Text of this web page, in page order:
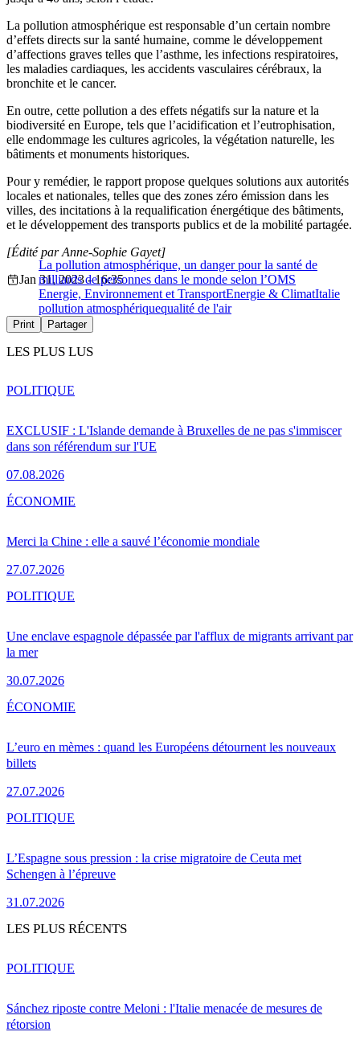
La pollution atmosphérique est responsable d’un certain nombre
d’effets directs sur la santé humaine, comme le développement
d’affections graves telles que l’asthme, les infections respiratoires,
les maladies cardiaques, les accidents vasculaires cérébraux, la
bronchite et le cancer.
En outre, cette pollution a des effets négatifs sur la nature et la
biodiversité en Europe, tels que l’acidification et l’eutrophisation,
elle endommage les cultures agricoles, la végétation naturelle, les
bâtiments et monuments historiques.
Pour y remédier, le rapport propose quelques solutions aux autorités
locales et nationales, telles que des zones zéro émission dans les
villes, des incitations à la requalification énergétique des bâtiments,
et le développement des transports publics et de la mobilité partagée.
La pollution atmosphérique, un danger pour la santé de
milliards de personnes dans le monde selon l’OMS
[Édité par Anne-Sophie Gayet]
Jan 31, 2023 - 16:35
Energie, Environnement et TransportEnergie & ClimatItalie
pollution atmosphériquequalité de l'air
Print Partager
LES PLUS LUS
EXCLUSIF : L'Islande demande à Bruxelles de ne pas s'immiscer
dans son référendum sur l'UE
07.08.2026
POLITIQUE
Merci la Chine : elle a sauvé l’économie mondiale
27.07.2026
ÉCONOMIE
Une enclave espagnole dépassée par l'afflux de migrants arrivant par
la mer
30.07.2026
POLITIQUE
L’euro en mèmes : quand les Européens détournent les nouveaux
billets
27.07.2026
ÉCONOMIE
L’Espagne sous pression : la crise migratoire de Ceuta met
Schengen à l’épreuve
31.07.2026
POLITIQUE
LES PLUS RÉCENTS
Sánchez riposte contre Meloni : l'Italie menacée de mesures de
rétorsion
POLITIQUE